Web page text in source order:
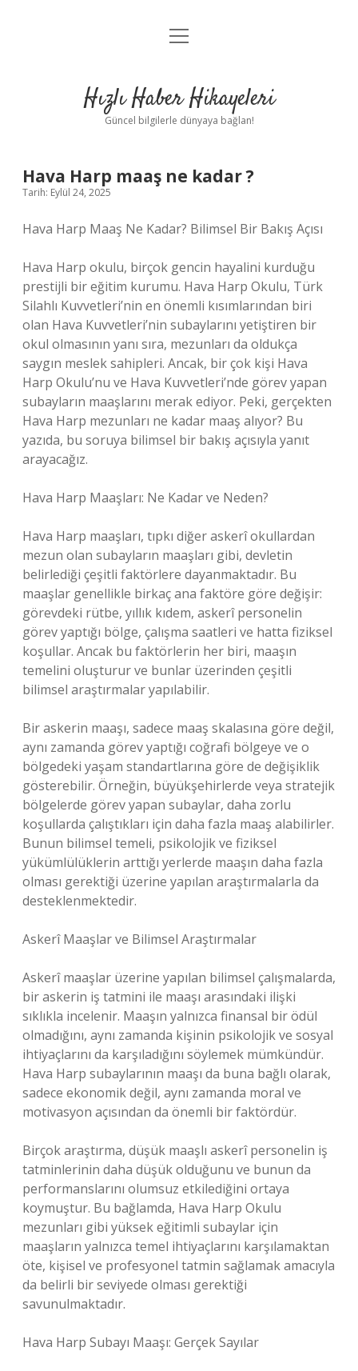
Anasayfa
Yasal Uyarı
menüyü
Hızlı Haber Hikayeleri
Güncel bilgilerle dünyaya bağlan!
Hava Harp maaş ne kadar ?
Tarih: Eylül 24, 2025
Hava Harp Maaş Ne Kadar? Bilimsel Bir Bakış Açısı
Hava Harp okulu, birçok gencin hayalini kurduğu
prestijli bir eğitim kurumu. Hava Harp Okulu, Türk
Silahlı Kuvvetleri’nin en önemli kısımlarından biri
olan Hava Kuvvetleri’nin subaylarını yetiştiren bir
okul olmasının yanı sıra, mezunları da oldukça
saygın meslek sahipleri. Ancak, bir çok kişi Hava
Harp Okulu’nu ve Hava Kuvvetleri’nde görev yapan
subayların maaşlarını merak ediyor. Peki, gerçekten
Hava Harp mezunları ne kadar maaş alıyor? Bu
yazıda, bu soruya bilimsel bir bakış açısıyla yanıt
arayacağız.
Hava Harp Maaşları: Ne Kadar ve Neden?
Hava Harp maaşları, tıpkı diğer askerî okullardan
mezun olan subayların maaşları gibi, devletin
belirlediği çeşitli faktörlere dayanmaktadır. Bu
maaşlar genellikle birkaç ana faktöre göre değişir:
görevdeki rütbe, yıllık kıdem, askerî personelin
görev yaptığı bölge, çalışma saatleri ve hatta fiziksel
koşullar. Ancak bu faktörlerin her biri, maaşın
temelini oluşturur ve bunlar üzerinden çeşitli
bilimsel araştırmalar yapılabilir.
Bir askerin maaşı, sadece maaş skalasına göre değil,
aynı zamanda görev yaptığı coğrafi bölgeye ve o
bölgedeki yaşam standartlarına göre de değişiklik
gösterebilir. Örneğin, büyükşehirlerde veya stratejik
bölgelerde görev yapan subaylar, daha zorlu
koşullarda çalıştıkları için daha fazla maaş alabilirler.
Bunun bilimsel temeli, psikolojik ve fiziksel
yükümlülüklerin arttığı yerlerde maaşın daha fazla
olması gerektiği üzerine yapılan araştırmalarla da
desteklenmektedir.
Askerî Maaşlar ve Bilimsel Araştırmalar
Askerî maaşlar üzerine yapılan bilimsel çalışmalarda,
bir askerin iş tatmini ile maaşı arasındaki ilişki
sıklıkla incelenir. Maaşın yalnızca finansal bir ödül
olmadığını, aynı zamanda kişinin psikolojik ve sosyal
ihtiyaçlarını da karşıladığını söylemek mümkündür.
Hava Harp subaylarının maaşı da buna bağlı olarak,
sadece ekonomik değil, aynı zamanda moral ve
motivasyon açısından da önemli bir faktördür.
Birçok araştırma, düşük maaşlı askerî personelin iş
tatminlerinin daha düşük olduğunu ve bunun da
performanslarını olumsuz etkilediğini ortaya
koymuştur. Bu bağlamda, Hava Harp Okulu
mezunları gibi yüksek eğitimli subaylar için
maaşların yalnızca temel ihtiyaçlarını karşılamaktan
öte, kişisel ve profesyonel tatmin sağlamak amacıyla
da belirli bir seviyede olması gerektiği
savunulmaktadır.
Hava Harp Subayı Maaşı: Gerçek Sayılar